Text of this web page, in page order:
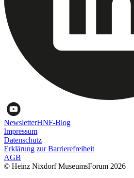
NewsletterHNF-Blog
Impressum
Datenschutz
Erklärung zur Barrierefreiheit
AGB
© Heinz Nixdorf MuseumsForum 2026